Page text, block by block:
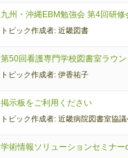
九州・沖縄EBM勉強会 第4回研修
トピック作成者: 近畿図書
第50回看護専門学校図書室ラウ
トピック作成者: 伊香祐子
掲示板をご利用ください
トピック作成者: 近畿病院図書室協議
学術情報ソリューションセミナ